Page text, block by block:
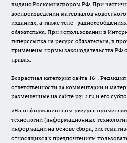
выдано Роскомнадзором РФ. При
воспроизведении материалов
изданиях, а также теле-
обязательна. При использовании в
гиперссылка на ресурс обязательна, в
применены нормы законодательства РФ
правах.
Возрастная категория сайта 16+.
ответственности за комментарии и
размещенные на сайте pg12.ru и его
«На информационном ресурсе
технологии (информационные
информации на основе сбора,
относящихся к предпочтениям